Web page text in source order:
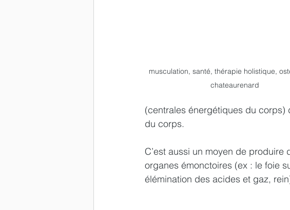
musculation, santé, thérapie holistique,
chateaurenard
(centrales énergétiques du corps)
du corps.
C’est aussi un moyen de
organes émonctoires (ex : le foie
élémination des acides et gaz,